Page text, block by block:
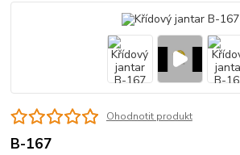
Ohodnotit produkt
B-167